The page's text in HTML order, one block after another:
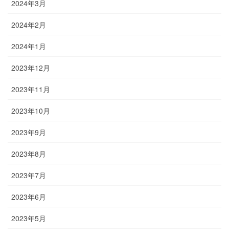
2024年3月
2024年2月
2024年1月
2023年12月
2023年11月
2023年10月
2023年9月
2023年8月
2023年7月
2023年6月
2023年5月